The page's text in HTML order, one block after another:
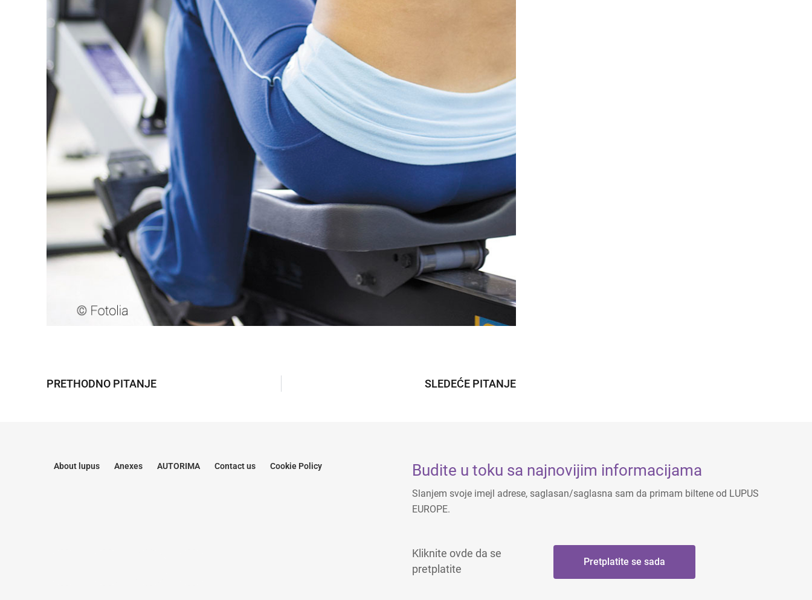
PRETHODNO PITANJE SLEDEĆE PITANJE
About lupus Anexes AUTORIMA Contact us Cookie Policy Budite u toku sa najnovijim informacijama
Slanjem svoje imejl adrese, saglasan/saglasna sam da primam biltene od LUPUS
EUROPE.
Kliknite ovde da se
pretplatite
Pretplatite se sada